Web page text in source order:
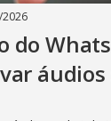
do